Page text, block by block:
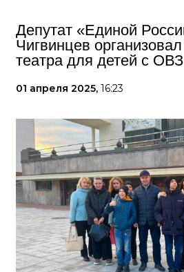
Депутат «Единой
Чигвинцев
театра для детей с ОВЗ
01 апреля 2025, 16:23